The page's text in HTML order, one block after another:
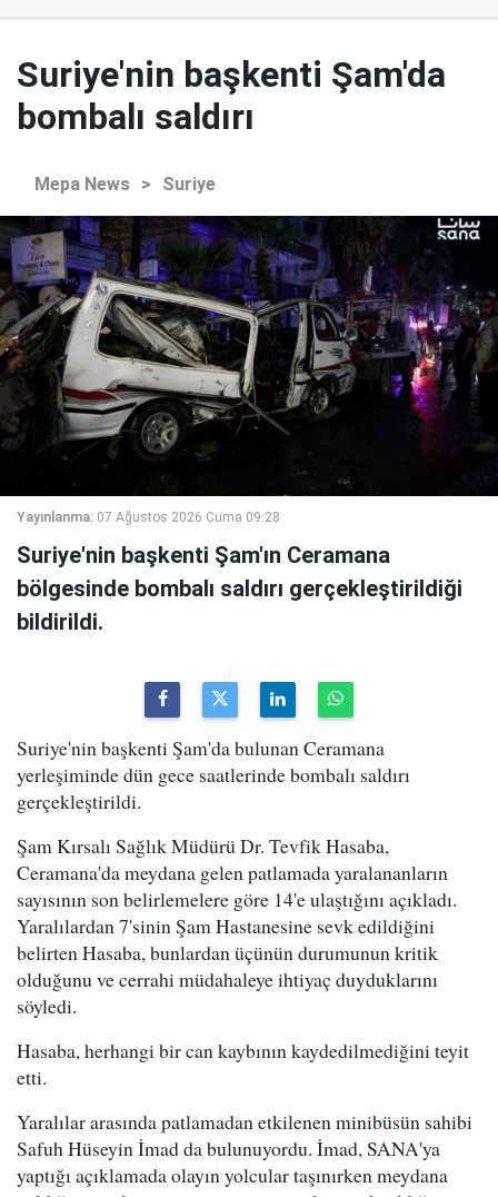
Suriye'nin başkenti Şam'da
bombalı saldırı
Mepa News > Suriye
Yayınlanma: 07 Ağustos 2026 Cuma 09:28
Suriye'nin başkenti Şam'ın Ceramana
bölgesinde bombalı saldırı gerçekleştirildiği
bildirildi.
Suriye'nin başkenti Şam'da bulunan Ceramana
yerleşiminde dün gece saatlerinde bombalı saldırı
gerçekleştirildi.
Şam Kırsalı Sağlık Müdürü Dr. Tevfik Hasaba,
Ceramana'da meydana gelen patlamada yaralananların
sayısının son belirlemelere göre 14'e ulaştığını açıkladı.
Yaralılardan 7'sinin Şam Hastanesine sevk edildiğini
belirten Hasaba, bunlardan üçünün durumunun kritik
olduğunu ve cerrahi müdahaleye ihtiyaç duyduklarını
söyledi.
Hasaba, herhangi bir can kaybının kaydedilmediğini teyit
etti.
Yaralılar arasında patlamadan etkilenen minibüsün sahibi
Safuh Hüseyin İmad da bulunuyordu. İmad, SANA'ya
yaptığı açıklamada olayın yolcular taşınırken meydana